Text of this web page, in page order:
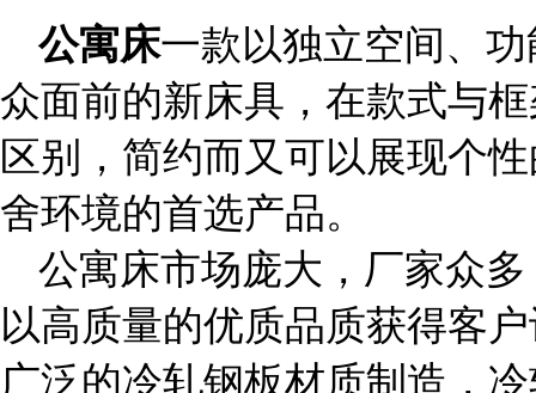
公寓床一款以独立空间、
众面前的新床具，在款式与
区别，简约而又可以展现个
舍环境的首选产品。
公寓床市场庞大，厂家众
以高质量的优质品质获得客
广泛的冷轧钢板材质制造，